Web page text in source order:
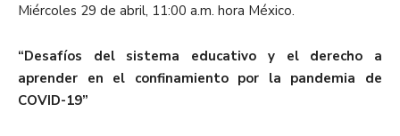
Miércoles 29 de abril, 11:00 a.m. hora México.
“Desafíos del sistema educativo y el derecho a
aprender en el confinamiento por la pandemia de
COVID-19”